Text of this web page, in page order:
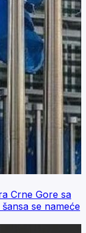
Crne Gore sa
se nameće